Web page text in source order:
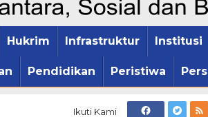
Hukrim Infrastruktur Institusi
Pendidikan Peristiwa Pers
Ikuti Kami